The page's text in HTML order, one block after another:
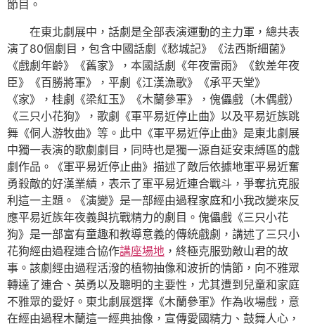
節目。
在東北劇展中，話劇是全部表演運動的主力軍，總共表
演了80個劇目，包含中國話劇《愁城記》《法西斯細菌》
《戲劇年齡》《舊家》，本國話劇《年夜雷雨》《欽差年夜
臣》《百勝將軍》，平劇《江漢漁歌》《承平天堂》
《家》，桂劇《梁紅玉》《木蘭參軍》，傀儡戲（木偶戲）
《三只小花狗》，歌劇《軍平易近停止曲》以及平易近族跳
舞《侗人游牧曲》等。此中《軍平易近停止曲》是東北劇展
中獨一表演的歌劇劇目，同時也是獨一源自延安束縛區的戲
劇作品。《軍平易近停止曲》描述了敵后依據地軍平易近奮
勇殺敵的好漢業績，表示了軍平易近連合戰斗，爭奪抗克服
利這一主題。《演變》是一部經由過程家庭和小我改變來反
應平易近族年夜義與抗戰精力的劇目。傀儡戲《三只小花
狗》是一部富有童趣和教導意義的傳統戲劇，講述了三只小
花狗經由過程連合協作講座場地 ，終極克服勁敵山君的故
事。該劇經由過程活潑的植物抽像和波折的情節，向不雅眾
轉達了連合、英勇以及聰明的主要性，尤其遭到兒童和家庭
不雅眾的愛好。東北劇展選擇《木蘭參軍》作為收場戲，意
在經由過程木蘭這一經典抽像，宣傳愛國精力、鼓舞人心，